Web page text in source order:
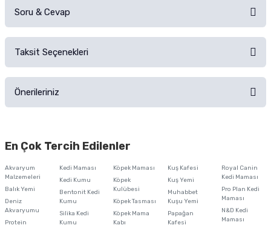
Ürünü Satın Al ve Yorumla
Soru & Cevap
Taksit Seçenekleri
Önerileriniz
iletebilirsiniz.
Ürün resmi kalitesiz, bozuk veya görüntülenemiyor.
Ürün açıklamasında eksik bilgiler bulunuyor.
Ürün bilgilerinde hatalar bulunuyor.
En Çok Tercih Edilenler
Akvaryum
Malzemeleri
Balık Yemi
Deniz
Akvaryumu
Protein
Kedi Maması
Kedi Kumu
Bentonit Kedi
Kumu
Silika Kedi
Kumu
Köpek Maması
Köpek
Kulübesi
Köpek Tasması
Köpek Mama
Kabı
Kuş Kafesi
Kuş Yemi
Muhabbet
Kuşu Yemi
Papağan
Kafesi
Royal Canin
Kedi Maması
Pro Plan Kedi
Maması
N&D Kedi
Maması